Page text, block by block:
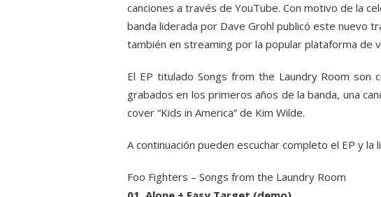
canciones a través de YouTube. Con motivo de la
banda liderada por Dave Grohl publicó este nuevo
también en streaming por la popular plataforma de
El EP titulado Songs from the Laundry Room son
grabados en los primeros años de la banda, una
cover “Kids in America” de Kim Wilde.
A continuación pueden escuchar completo el EP y la
Foo Fighters – Songs from the Laundry Room